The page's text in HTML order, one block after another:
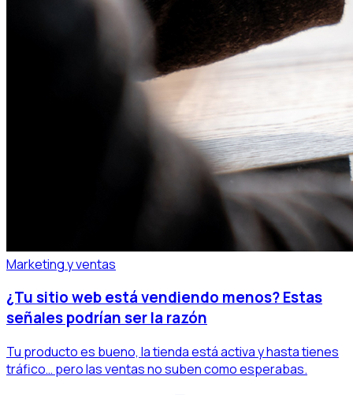
Marketing y ventas
¿Tu sitio web está vendiendo menos? Estas
señales podrían ser la razón
Tu producto es bueno, la tienda está activa y hasta tienes
tráfico… pero las ventas no suben como esperabas.